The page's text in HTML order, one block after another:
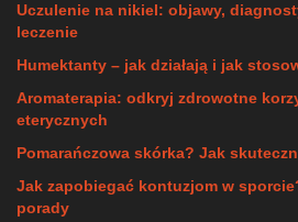
Uczulenie na nikiel: objawy,
leczenie
Humektanty – jak działają i jak
Aromaterapia: odkryj zdrowotne
eterycznych
Pomarańczowa skórka? Jak
Jak zapobiegać kontuzjom w
porady